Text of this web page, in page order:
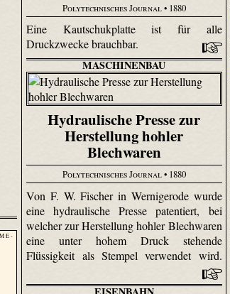
E -
Polytechnisches Journal• 1880
Eine Kautschukplatte ist für alle
Druckzwecke brauchbar.
MASCHINENBAU
Hydraulische Presse zur
Herstellung hohler
Blechwaren
Polytechnisches Journal• 1880
Von F. W. Fischer in Wernigerode wurde
eine hydraulische Presse patentiert, bei
welcher zur Herstellung hohler Blechwaren
eine unter hohem Druck stehende
Flüssigkeit als Stempel verwendet wird.